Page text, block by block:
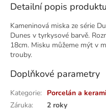
Detailní popis produktu
Kameninová miska ze série
Dunes v tyrkysové barvě.
18cm. Misku můžeme mýt v
trouby.
Doplňkové parametry
Kategorie: Porcelán a
Záruka:
2 roky